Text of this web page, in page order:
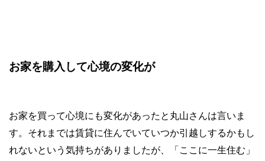
お家を購入して心境の変化が
お家を買って心境にも変化があったと丸山さんは言いま
す。それまでは賃貸に住んでいていつか引越しするかもし
れないという気持ちがありましたが、「ここに一生住む」